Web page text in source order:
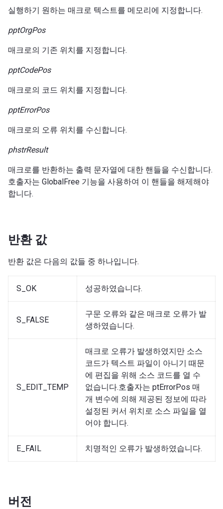
실행하기 원하는 매크로 텍스트를 메모리에 지정합니다.
pptOrgPos
매크로의 기존 위치를 지정합니다.
pptCodePos
매크로의 코드 위치를 지정합니다.
pptErrorPos
매크로의 오류 위치를 수신합니다.
phstrResult
매크로를 반환하는 출력 문자열에 대한 핸들을 수신합니다.
호출자는 GlobalFree 기능을 사용하여 이 핸들을 해제해야
합니다.
반환 값
반환 값은 다음의 값들 중 하나입니다.
S_OK 성공하였습니다.
S_FALSE
구문 오류와 같은 매크로 오류가 발
생하였습니다.
S_EDIT_TEMP
매크로 오류가 발생하였지만 소스
코드가 텍스트 파일이 아니기 때문
에 편집을 위해 소스 코드를 열 수
없습니다.호출자는 ptErrorPos 매
개 변수에 의해 제공된 정보에 따라
설정된 커서 위치로 소스 파일을 열
어야 합니다.
E_FAIL 치명적인 오류가 발생하였습니다.
버전